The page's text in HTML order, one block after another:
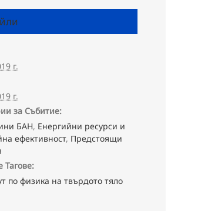
г.
г.
за Събитие:
БАН, Енергийни ресурси и
ефективност, Предстоящи
Тагове:
по физика на твърдото тяло